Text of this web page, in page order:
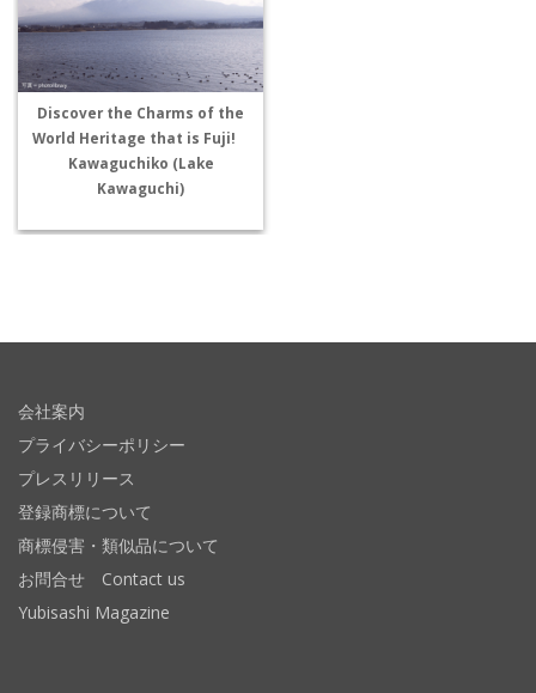
Discover the Charms of the
World Heritage that is Fuji!
Kawaguchiko (Lake
Kawaguchi)
会社案内
プライバシーポリシー
プレスリリース
登録商標について
商標侵害・類似品について
お問合せ Contact us
Yubisashi Magazine